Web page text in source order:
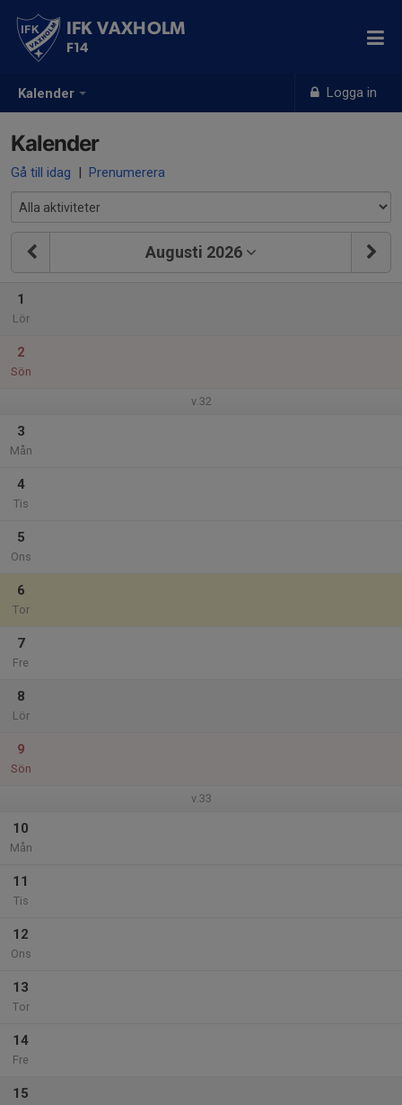
Kalender Logga in
IFK VAXHOLM
F14
Kalender
Gå till idag | Prenumerera
Augusti 2026
1
Lör
2
Sön
v.32
3
Mån
4
Tis
5
Ons
6
Tor
7
Fre
8
Lör
9
Sön
v.33
10
Mån
11
Tis
12
Ons
13
Tor
14
Fre
15